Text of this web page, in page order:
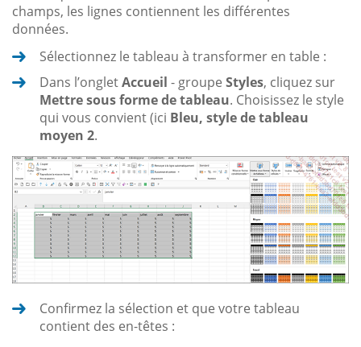
champs, les lignes contiennent les différentes
données.
Sélectionnez le tableau à transformer en table :
Dans l’ongletAccueil - groupe Styles, cliquez sur
Mettre sous forme de tableau. Choisissez le style
qui vous convient (ici Bleu, style de tableau
moyen 2.
Confirmez la sélection et que votre tableau
contient des en-têtes :